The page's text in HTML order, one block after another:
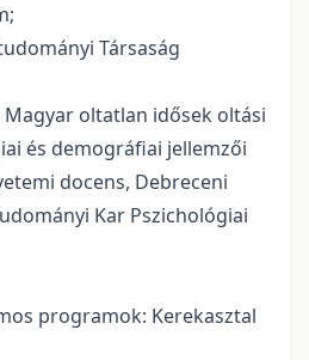
Társaság
Magyar oltatlan idősek oltási
és demográfiai jellemzői
docens, Debreceni
Kar Pszichológiai
programok: Kerekasztal